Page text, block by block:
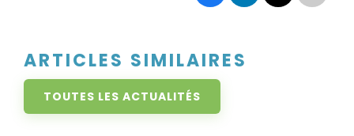
ARTICLES SIMILAIRES
TOUTES LES ACTUALITÉS